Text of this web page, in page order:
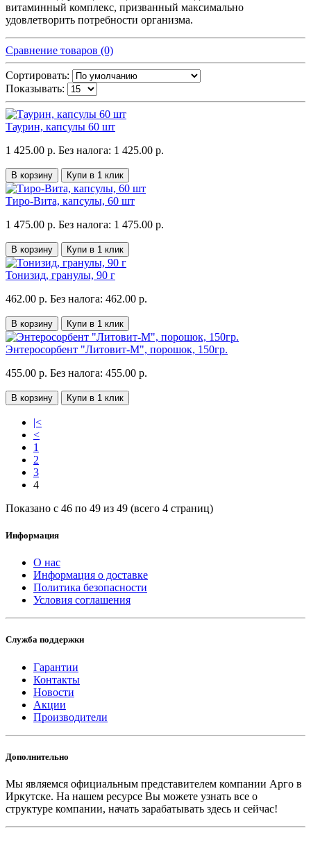
витаминный комплекс, призванный максимально
удовлетворить потребности организма.
Сравнение товаров (0)
Сортировать:
Показывать:
Таурин, капсулы 60 шт
1 425.00 р. Без налога: 1 425.00 р.
В корзину Купи в 1 клик
Тиро-Вита, капсулы, 60 шт
1 475.00 р. Без налога: 1 475.00 р.
В корзину Купи в 1 клик
Тонизид, гранулы, 90 г
462.00 р. Без налога: 462.00 р.
В корзину Купи в 1 клик
Энтеросорбент "Литовит-М", порошок, 150гр.
455.00 р. Без налога: 455.00 р.
В корзину Купи в 1 клик
|<
<
1
2
3
4
Показано с 46 по 49 из 49 (всего 4 страниц)
Информация
О нас
Информация о доставке
Политика безопасности
Условия соглашения
Служба поддержки
Гарантии
Контакты
Новости
Акции
Производители
Дополнительно
Мы являемся официальным представителем компании Арго в
Иркутске. На нашем ресурсе Вы можете узнать все о
структуре компании, начать зарабатывать здесь и сейчас!